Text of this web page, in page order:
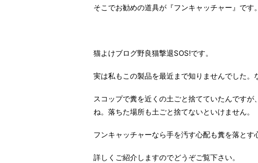
そこでお勧めの道具が『フンキャッチャー』です。
猫よけブログ野良猫撃退SOS!です。
実は私もこの製品を最近まで知りませんでした。
スコップで糞を近くの土ごと捨てていたんです
ね。落ちた場所も土ごと捨てないといけません。
フンキャッチャーなら手を汚す心配も糞を落とす
詳しくご紹介しますのでどうぞご覧下さい。